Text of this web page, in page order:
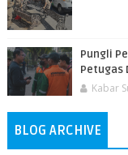
Pungli
Petugas
Kabar
BLOG ARCHIVE